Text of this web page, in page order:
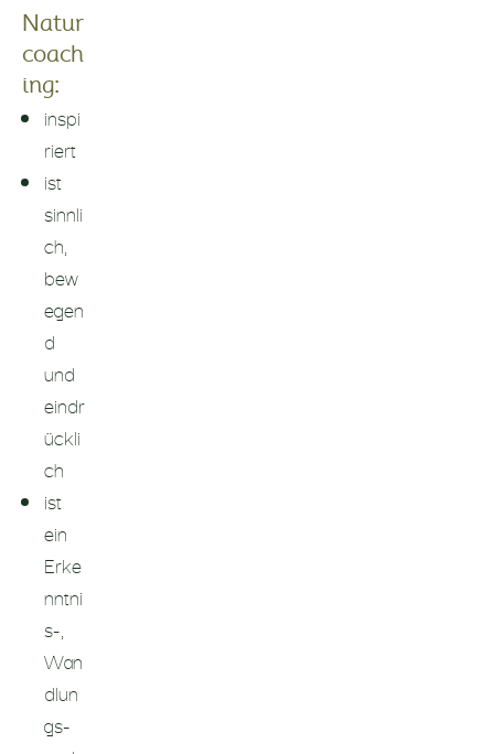
Natur
coach
ing:
inspi
riert
ist
sinnli
ch,
bew
egen
d
und
eindr
ückli
ch
ist
ein
Erke
nntni
s-,
Wan
dlun
gs-